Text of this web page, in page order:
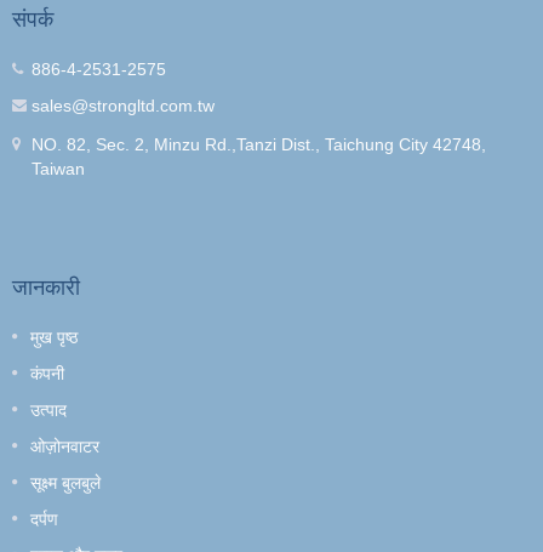
संपर्क
886-4-2531-2575
sales@strongltd.com.tw
NO. 82, Sec. 2, Minzu Rd.,Tanzi Dist., Taichung City 42748,
Taiwan
जानकारी
मुख पृष्ठ
कंपनी
उत्पाद
ओज़ोनवाटर
सूक्ष्म बुलबुले
दर्पण